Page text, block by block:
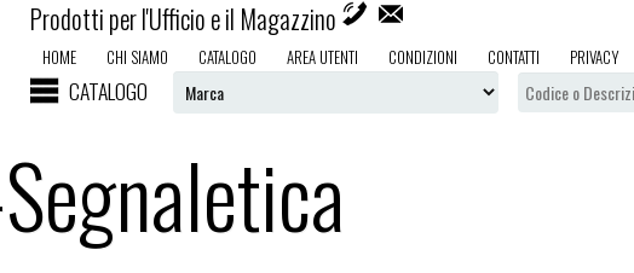
Prodotti per l'Ufficio e il Magazzino
HOME CHI SIAMO CATALOGO AREA UTENTI CONDIZIONI CONTATTI PRIVACY
CATALOGO